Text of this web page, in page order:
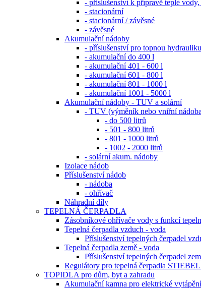
- příslušenství k přípravě teplé
- stacionární
- stacionární / závěsné
- závěsné
Akumulační nádoby
- příslušenství pro topnou
- akumulační do 400 l
- akumulační 401 - 600 l
- akumulační 601 - 800 l
- akumulační 801 - 1000 l
- akumulační 1001 - 5000 l
Akumulační nádoby - TUV a solární
- TUV (výměník nebo vniřní
- do 500 litrů
- 501 - 800 litrů
- 801 - 1000 litrů
- 1002 - 2000 litrů
- solární akum. nádoby
Izolace nádob
Příslušenství nádob
- nádoba
- ohřívač
Náhradní díly
TEPELNÁ ČERPADLA
Zásobníkové ohřívače vody s funkcí
Tepelná čerpadla vzduch - voda
Příslušenství tepelných čerpadel
Tepelná čerpadla země - voda
Příslušenství tepelných čerpadel
Regulátory pro tepelná čerpadla
TOPIDLA pro dům, byt a zahradu
Akumulační kamna pro elektrické